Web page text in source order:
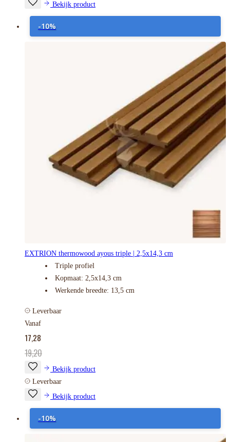
Bekijk product
-10%
EXTRION thermowood ayous triple | 2,5x14,3 cm
Triple profiel
Kopmaat: 2,5x14,3 cm
Werkende breedte: 13,5 cm
Leverbaar
Vanaf
17,28
19,20
Bekijk product
Leverbaar
Bekijk product
-10%